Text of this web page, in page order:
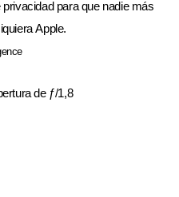
para que nadie más
Apple.
de ƒ/1,8